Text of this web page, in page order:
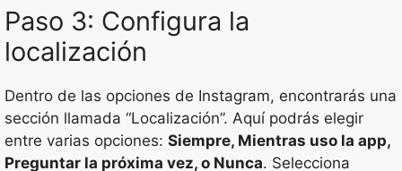
Paso 3: Configura la
localización
Dentro de las opciones de Instagram, encontrarás una
sección llamada “Localización”. Aquí podrás elegir
entre varias opciones: Siempre, Mientras uso la app,
Preguntar la próxima vez, o Nunca. Selecciona